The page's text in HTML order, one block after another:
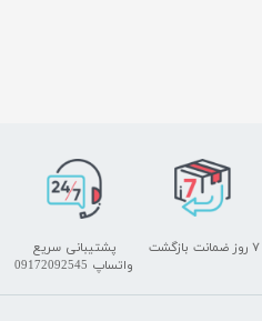
پشتیبانی سریع
واتساپ 09172092545
۷ روز ضمانت بازگشت